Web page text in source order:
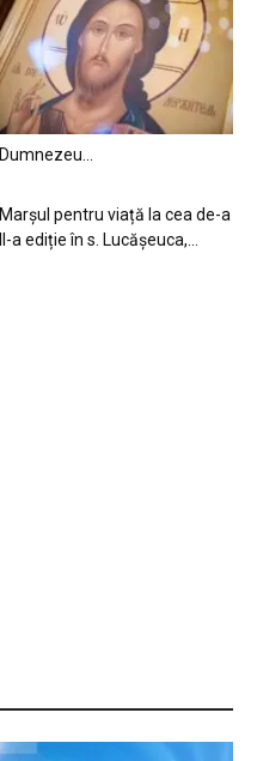
Dumnezeu…
Marșul pentru viață la cea de-a
II-a ediție în s. Lucășeuca,...